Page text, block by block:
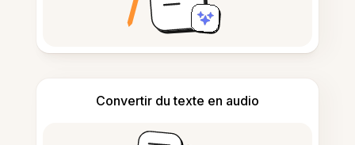
Convertir du texte en audio